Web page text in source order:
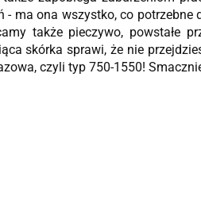
- ma ona wszystko, co potrzebne
także pieczywo, powstałe
skórka sprawi, że nie
czyli typ 750-1550!